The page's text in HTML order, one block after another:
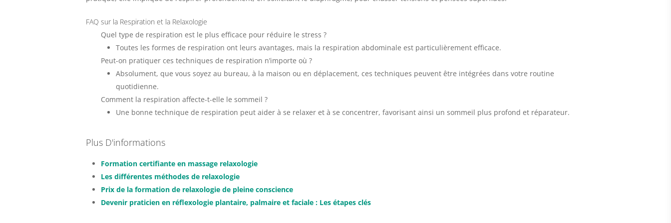
FAQ sur la Respiration et la Relaxologie
Quel type de respiration est le plus efficace pour réduire le stress ?
Toutes les formes de respiration ont leurs avantages, mais la respiration abdominale est particulièrement efficace.
Peut-on pratiquer ces techniques de respiration n’importe où ?
Absolument, que vous soyez au bureau, à la maison ou en déplacement, ces techniques peuvent être intégrées dans votre routine
quotidienne.
Comment la respiration affecte-t-elle le sommeil ?
Une bonne technique de respiration peut aider à se relaxer et à se concentrer, favorisant ainsi un sommeil plus profond et réparateur.
Plus D'informations
Formation certifiante en massage relaxologie
Les différentes méthodes de relaxologie
Prix de la formation de relaxologie de pleine conscience
Devenir praticien en réflexologie plantaire, palmaire et faciale : Les étapes clés